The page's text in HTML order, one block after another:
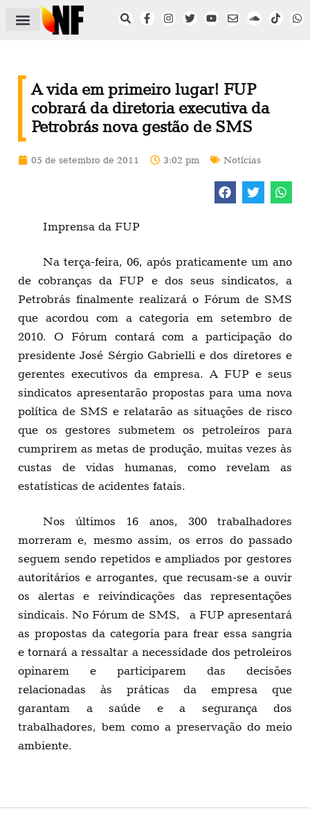
A vida em primeiro lugar! FUP
cobrará da diretoria executiva da
Petrobrás nova gestão de SMS
05 de setembro de 2011 3:02 pm Notícias
Imprensa da FUP
Na terça-feira, 06, após praticamente um ano
de cobranças da FUP e dos seus sindicatos, a
Petrobrás finalmente realizará o Fórum de SMS
que acordou com a categoria em setembro de
2010. O Fórum contará com a participação do
presidente José Sérgio Gabrielli e dos diretores e
gerentes executivos da empresa. A FUP e seus
sindicatos apresentarão propostas para uma nova
política de SMS e relatarão as situações de risco
que os gestores submetem os petroleiros para
cumprirem as metas de produção, muitas vezes às
custas de vidas humanas, como revelam as
estatísticas de acidentes fatais.
Nos últimos 16 anos, 300 trabalhadores
morreram e, mesmo assim, os erros do passado
seguem sendo repetidos e ampliados por gestores
autoritários e arrogantes, que recusam-se a ouvir
os alertas e reivindicações das representações
sindicais. No Fórum de SMS, a FUP apresentará
as propostas da categoria para frear essa sangria
e tornará a ressaltar a necessidade dos petroleiros
opinarem e participarem das decisões
relacionadas às práticas da empresa que
garantam a saúde e a segurança dos
trabalhadores, bem como a preservação do meio
ambiente.